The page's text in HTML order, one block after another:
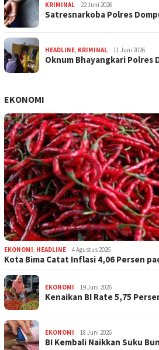
KRIMINAL 22 Juni 2026
Satresnarkoba Polres
HEADLINE, KRIMINAL 11 Juni 2026
Oknum Bhayangkari
EKONOMI
EKONOMI, HEADLINE 4 Agustus 2026
Kota Bima Catat Inflasi 4,06 Persen
EKONOMI 19 Juni 2026
Kenaikan BI Rate 5,75
EKONOMI 18 Juni 2026
BI Kembali Naikkan Suku